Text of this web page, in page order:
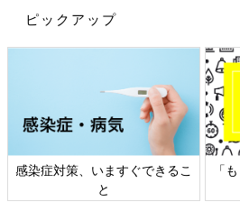
ピックアップ
日本外来小児科学会リーフレッ
ト検討会
六